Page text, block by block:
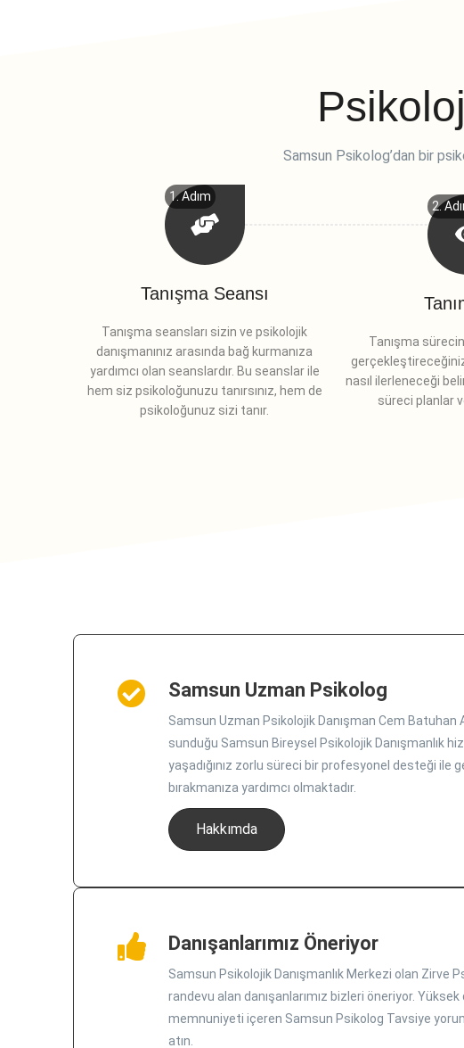
Samsun Psikolog’dan bir
1. Adım
Tanışma Seansı
Tanışma seansları sizin ve psikolojik
danışmanınız arasında bağ kurmanıza
yardımcı olan seanslardır. Bu seanslar ile
hem siz psikoloğunuzu tanırsınız, hem de
psikoloğunuz sizi tanır.
2.
Tanışma
nasıl ilerleneceği
süreci planlar
Samsun Uzman Psikolog
Samsun Uzman Psikolojik Danışman Cem Batuhan
sunduğu Samsun Bireysel Psikolojik Danışmanlık
yaşadığınız zorlu süreci bir profesyonel desteği ile
bırakmanıza yardımcı olmaktadır.
Hakkımda
Danışanlarımız Öneriyor
Samsun Psikolojik Danışmanlık Merkezi olan Zirve
randevu alan danışanlarımız bizleri öneriyor. Yüksek
memnuniyeti içeren Samsun Psikolog Tavsiye
atın.